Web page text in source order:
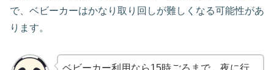
で、ベビーカーはかなり取り回しが難しくなる可能性があ
ります。
ベビーカー利用なら15時ごろまで、夜に行